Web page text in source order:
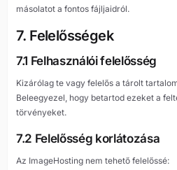
másolatot a fontos fájljaidról.
7. Felelősségek
7.1 Felhasználói felelősség
Kizárólag te vagy felelős a tárolt
Beleegyezel, hogy betartod ezeket a
törvényeket.
7.2 Felelősség korlátozása
Az ImageHosting nem tehető felelőssé: